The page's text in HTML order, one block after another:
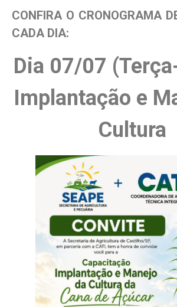
CONFIRA O CRONOGRAMA
CADA DIA:
Dia 07/07
Implantação e
Cultura